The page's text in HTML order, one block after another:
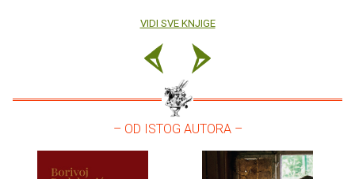
VIDI SVE KNJIGE
– OD ISTOG AUTORA –